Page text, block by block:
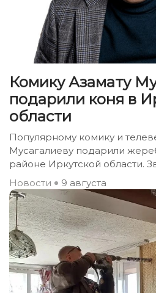
Комику Азамату
подарили коня в
области
Популярному комику и
Мусагалиеву подарили
районе Иркутской области.
Новости
9 августа